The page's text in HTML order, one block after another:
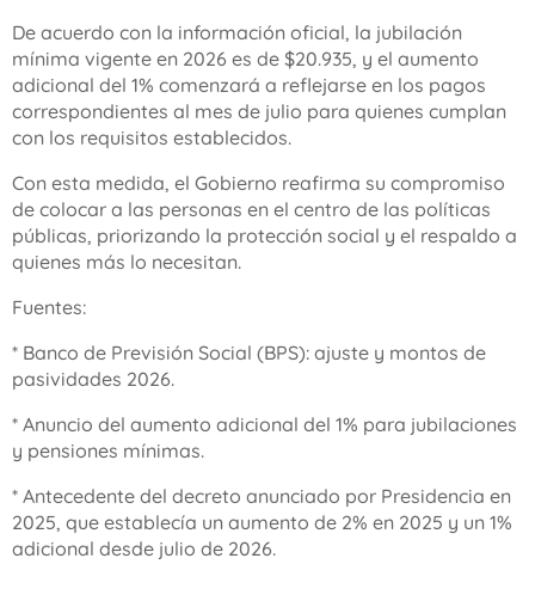
De acuerdo con la información oficial, la jubilación
mínima vigente en 2026 es de $20.935, y el aumento
adicional del 1% comenzará a reflejarse en los pagos
correspondientes al mes de julio para quienes cumplan
con los requisitos establecidos.
Con esta medida, el Gobierno reafirma su compromiso
de colocar a las personas en el centro de las políticas
públicas, priorizando la protección social y el respaldo a
quienes más lo necesitan.
Fuentes:
* Banco de Previsión Social (BPS): ajuste y montos de
pasividades 2026.
* Anuncio del aumento adicional del 1% para jubilaciones
y pensiones mínimas.
* Antecedente del decreto anunciado por Presidencia en
2025, que establecía un aumento de 2% en 2025 y un 1%
adicional desde julio de 2026.